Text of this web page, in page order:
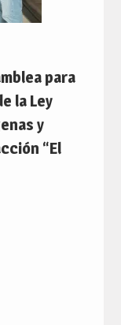
para
la Ley
y
“El